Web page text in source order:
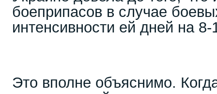
боеприпасов в случае
интенсивности ей дней на 8-
Это вполне объяснимо.